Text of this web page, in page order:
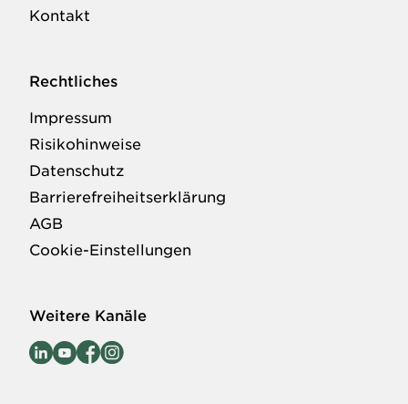
Kontakt
Rechtliches
Impressum
Risikohinweise
Datenschutz
Barrierefreiheitserklärung
AGB
Cookie-Einstellungen
Weitere Kanäle